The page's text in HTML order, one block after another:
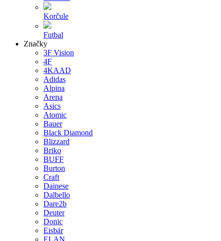
Korčule
Futbal
Značky
3F Vision
4F
4KAAD
Adidas
Alpina
Arena
Asics
Atomic
Bauer
Black Diamond
Blizzard
Briko
BUFF
Burton
Craft
Dainese
Dalbello
Dare2b
Deuter
Donic
Eisbär
ELAN